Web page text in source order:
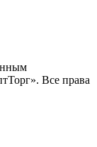
Все права